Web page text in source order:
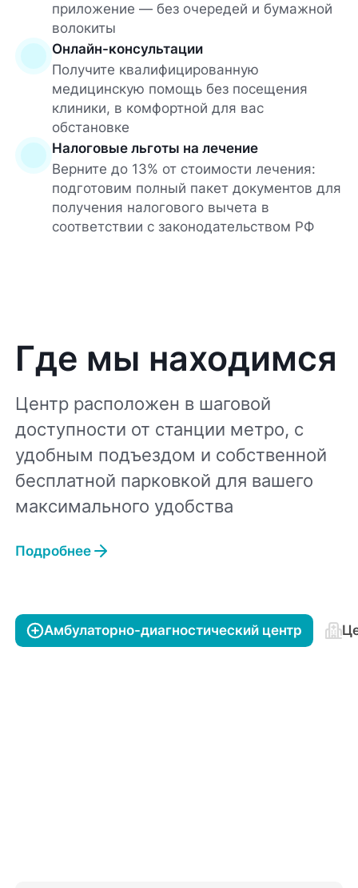
приложение — без очередей и бумажной
волокиты
Онлайн-консультации
Получите квалифицированную
медицинскую помощь без посещения
клиники, в комфортной для вас
обстановке
Налоговые льготы на лечение
Верните до 13% от стоимости лечения:
подготовим полный пакет документов для
получения налогового вычета в
соответствии с законодательством РФ
Где мы находимся
Центр расположен в шаговой
доступности от станции метро, с
удобным подъездом и собственной
бесплатной парковкой для вашего
максимального удобства
Подробнее
Амбулаторно-диагностический центр